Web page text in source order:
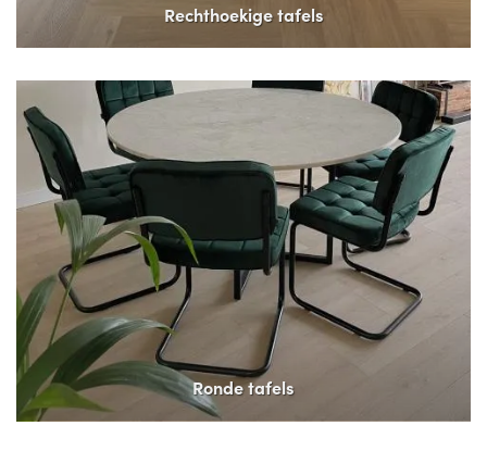
Rechthoekige tafels
Ronde tafels